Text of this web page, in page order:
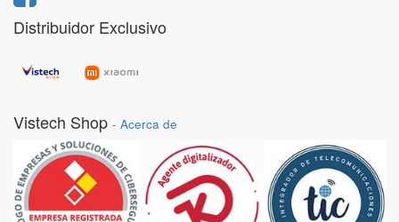
Distribuidor Exclusivo
Vistech Shop - Acerca de